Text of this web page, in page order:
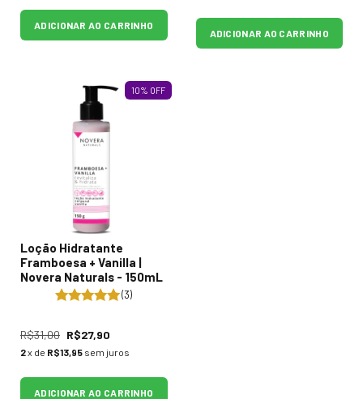
ADICIONAR AO CARRINHO
ADICIONAR AO CARRINHO
10% OFF
Loção Hidratante
Framboesa + Vanilla |
Novera Naturals - 150mL
(3)
R$31,00 R$27,90
2x de R$13,95 sem juros
ADICIONAR AO CARRINHO